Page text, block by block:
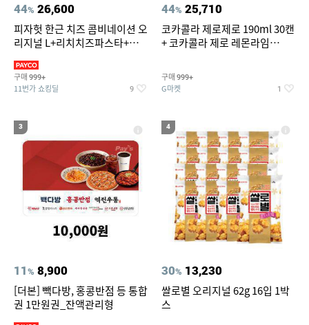
44% 26,600
피자헛 한근 치즈 콤비네이션 오
리지널 L+리치치즈파스타+콜
구매 999+
11번가 쇼킹딜 9
44% 25,710
코카콜라 제로제로 190ml 30캔
+ 코카콜라 제로 레몬라임
티커 세트
구매 999+
G마켓 1
3
11% 8,900
[더본] 빽다방, 홍콩반점 등 통합
권 1만원권_잔액관리형
4
30% 13,230
쌀로별 오리지널 62g 16입 1박
스